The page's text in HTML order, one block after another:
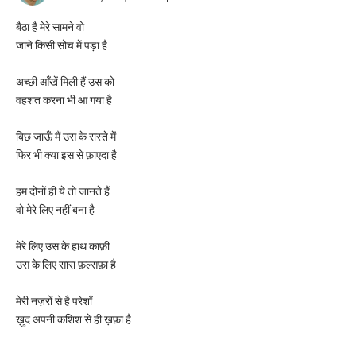
बैठा है मेरे सामने वो
जाने किसी सोच में पड़ा है
अच्छी आँखें मिली हैं उस को
वहशत करना भी आ गया है
बिछ जाऊँ मैं उस के रास्ते में
फिर भी क्या इस से फ़ाएदा है
हम दोनों ही ये तो जानते हैं
वो मेरे लिए नहीं बना है
मेरे लिए उस के हाथ काफ़ी
उस के लिए सारा फ़ल्सफ़ा है
मेरी नज़रों से है परेशाँ
ख़ुद अपनी कशिश से ही ख़फ़ा है